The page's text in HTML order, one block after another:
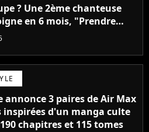
? Une 2ème chanteuse
en 6 mois, "Prendre
décision n’a pas été facile"
annonce 3 paires de Air Max
inspirées d'un manga culte
chapitres et 115 tomes